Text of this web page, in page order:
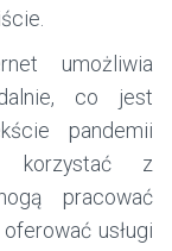
umożliwia
co jest
pandemii
korzystać z
pracować
usługi